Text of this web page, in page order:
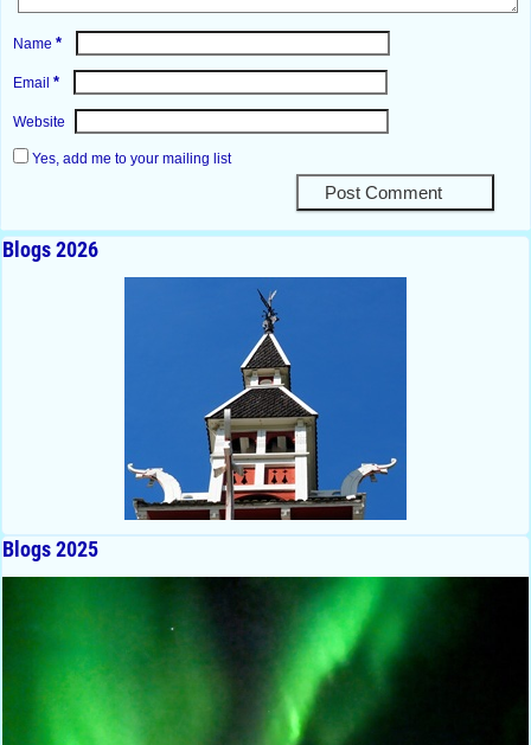
Name *
Email *
Website
Yes, add me to your mailing list
Blogs 2026
Blogs 2025